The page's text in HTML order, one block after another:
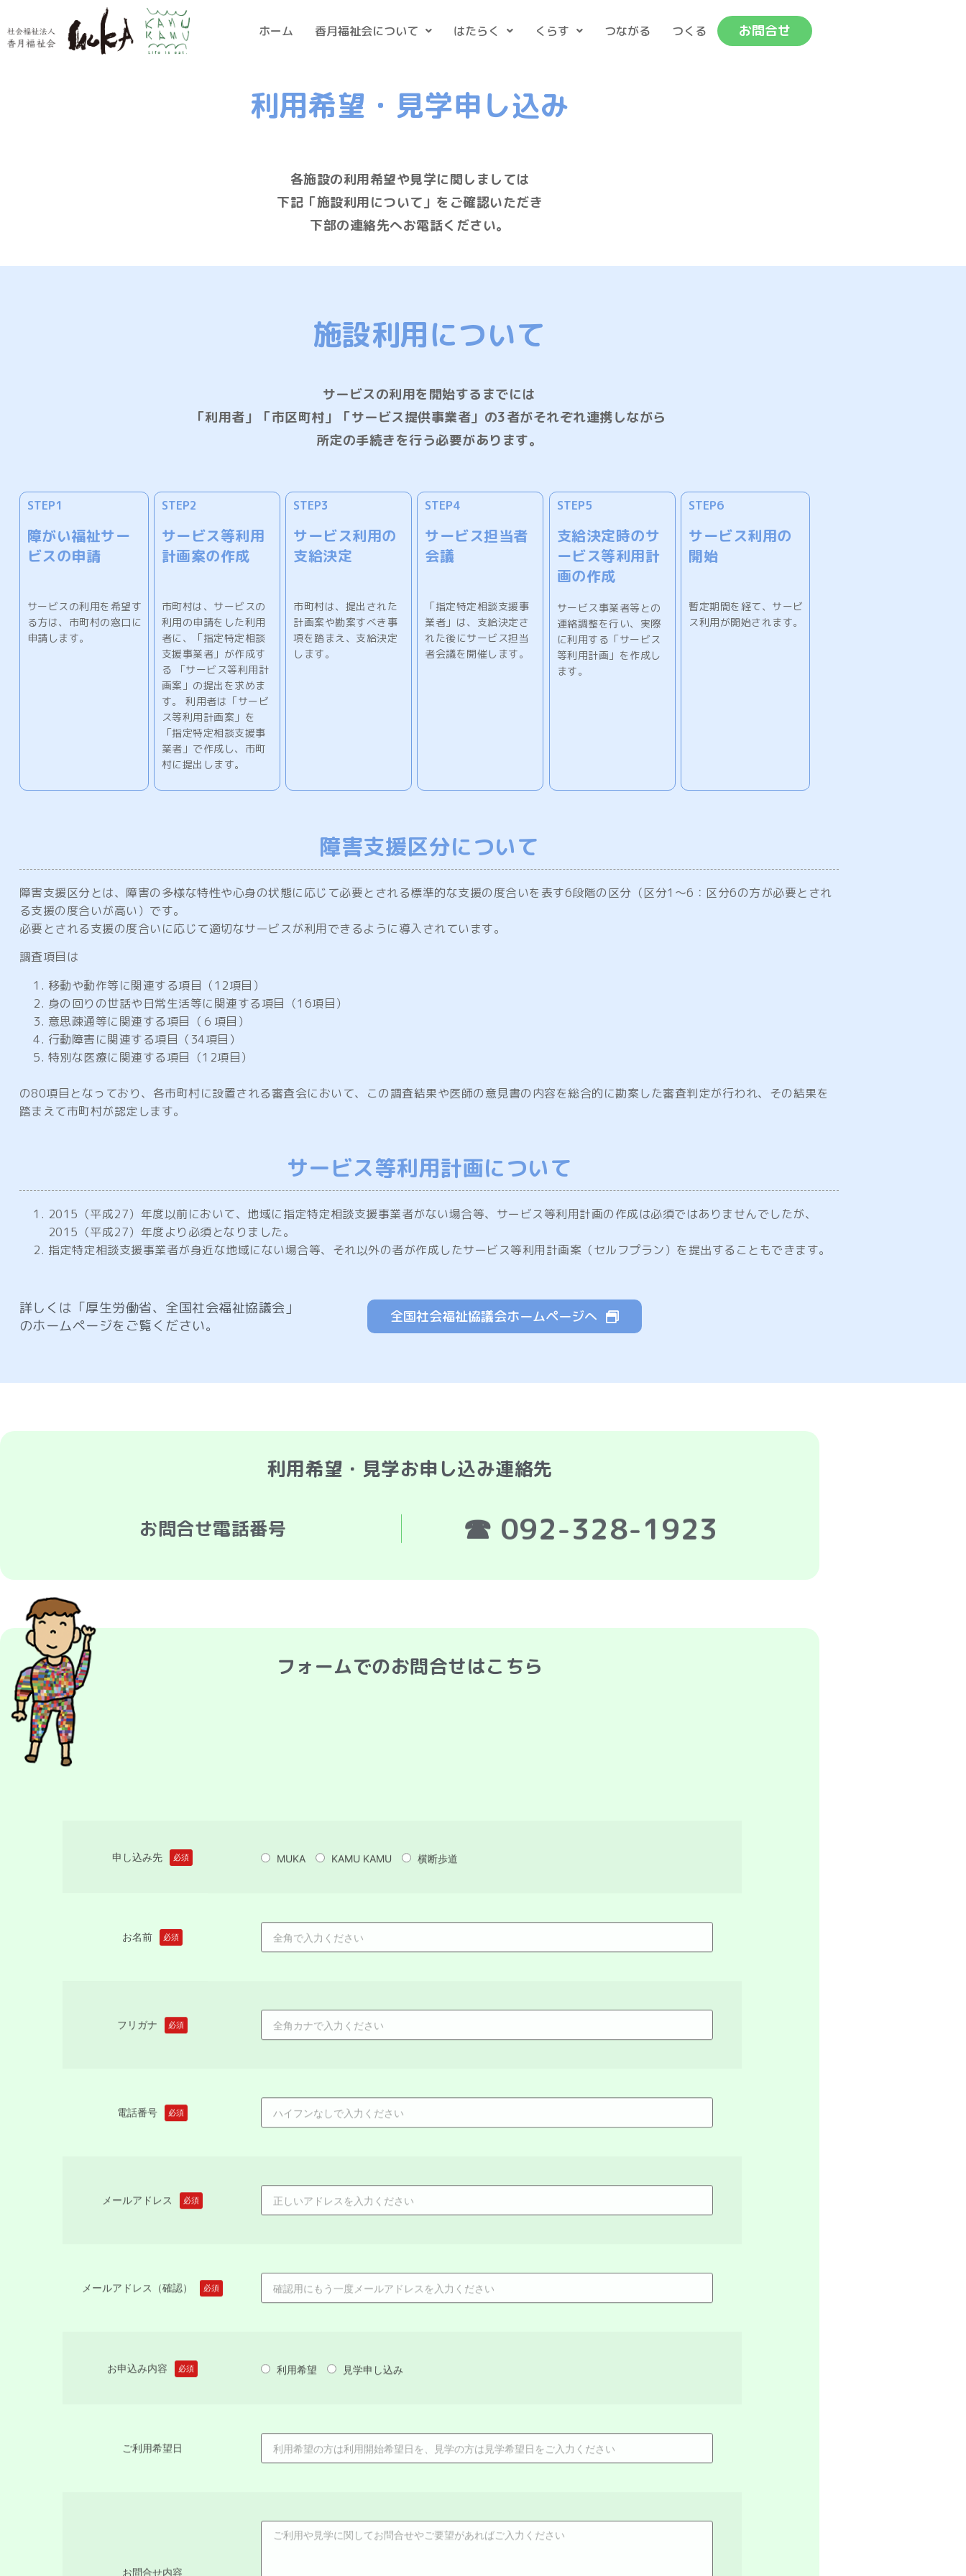
ホーム 香月福祉会について はたらく くらす つながる つくる お問合せ
利用希望・見学申し込み
各施設の利用希望や見学に関しましては
下記「施設利用について」をご確認いただき
下部の連絡先へお電話ください。
施設利用について
サービスの利用を開始するまでには
「利用者」「市区町村」「サービス提供事業者」の3者がそれぞれ連携しながら
所定の手続きを行う必要があります。
STEP1
障がい福祉サー
ビスの申請
サービスの利用を希望す
る方は、市町村の窓口に
申請します。
STEP2
サービス等利用
計画案の作成
市町村は、サービスの
利用の申請をした利用
者に、「指定特定相談
支援事業者」が作成す
る 「サービス等利用計
画案」の提出を求めま
す。 利用者は「サービ
ス等利用計画案」を
「指定特定相談支援事
業者」で作成し、市町
村に提出します。
STEP3
サービス利用の
支給決定
市町村は、提出された
計画案や勘案すべき事
項を踏まえ、支給決定
します。
STEP4
サービス担当者
会議
「指定特定相談支援事
業者」は、支給決定さ
れた後にサービス担当
者会議を開催します。
STEP5
支給決定時のサ
ービス等利用計
画の作成
サービス事業者等との
連絡調整を行い、実際
に利用する「サービス
等利用計画」を作成し
ます。
STEP6
サービス利用の
開始
暫定期間を経て、サービ
ス利用が開始されます。
障害支援区分について
障害支援区分とは、障害の多様な特性や心身の状態に応じて必要とされる標準的な支援の度合いを表す6段階の区分（区分1～6：区分6の方が必要とされ
る支援の度合いが高い）です。
必要とされる支援の度合いに応じて適切なサービスが利用できるように導入されています。
調査項目は
移動や動作等に関連する項目（12項目）
身の回りの世話や日常生活等に関連する項目（16項目）
意思疎通等に関連する項目（６項目）
行動障害に関連する項目（34項目）
特別な医療に関連する項目（12項目）
の80項目となっており、各市町村に設置される審査会において、この調査結果や医師の意見書の内容を総合的に勘案した審査判定が行われ、その結果を
踏まえて市町村が認定します。
サービス等利用計画について
2015（平成27）年度以前において、地域に指定特定相談支援事業者がない場合等、サービス等利用計画の作成は必須ではありませんでしたが、
2015（平成27）年度より必須となりました。
指定特定相談支援事業者が身近な地域にない場合等、それ以外の者が作成したサービス等利用計画案（セルフプラン）を提出することもできます。
詳しくは「厚生労働省、全国社会福祉協議会」
のホームページをご覧ください。
全国社会福祉協議会ホームページへ
利用希望・見学お申し込み連絡先
お問合せ電話番号 ☎ 092-328-1923
フォームでのお問合せはこちら